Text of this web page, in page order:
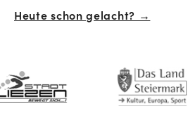
Navigation
Heute schon gelacht? →